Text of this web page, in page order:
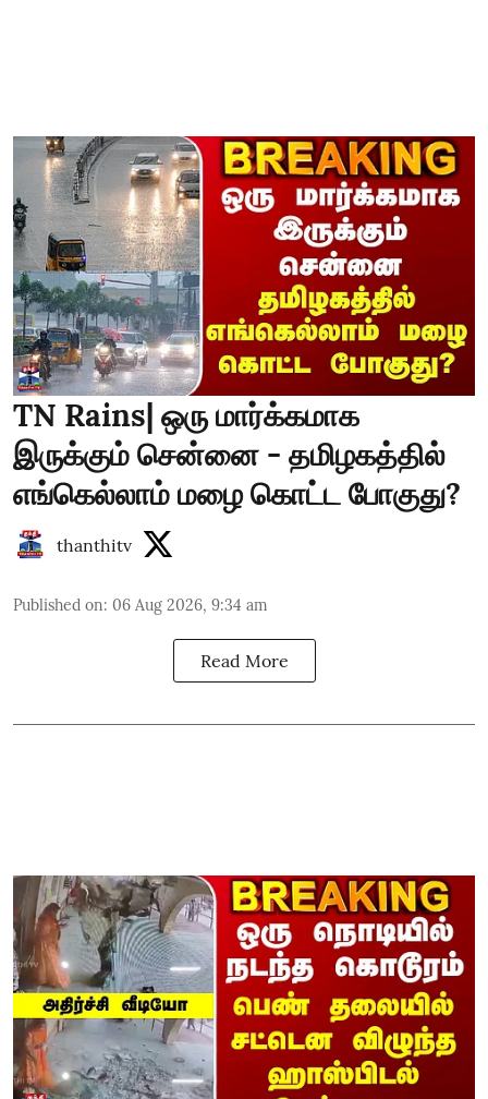
TN Rains| ஒரு மார்க்கமாக
இருக்கும் சென்னை - தமிழகத்தில்
எங்கெல்லாம் மழை கொட்ட போகுது?
thanthitv
Published on: 06 Aug 2026, 9:34 am
Read More